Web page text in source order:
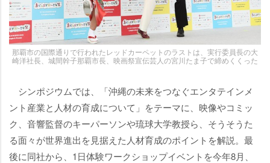
那覇市の国際通りで行われたレッドカーペットのラストは、実行委員長の大
崎洋社長、城間幹子那覇市長、映画祭宣伝芸人の宮川たま子で締めくくった
シンポジウムでは、「沖縄の未来をつなぐエンタテインメ
ント産業と人材の育成について」をテーマに、映像やコミッ
ク、音響監督のキーパーソンや琉球大学教授ら、そうそうた
る面々が世界進出を見据えた人材育成のポイントを解説。最
後に同社から、1日体験ワークショップイベントを今年8月、